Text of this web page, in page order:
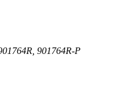
901764R-P